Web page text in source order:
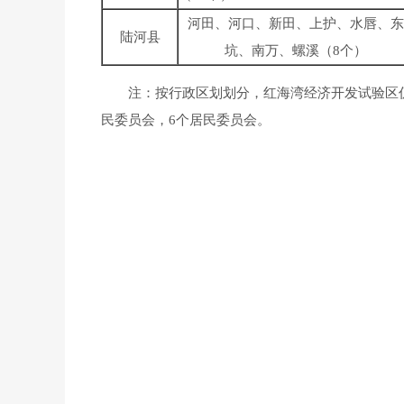
陆河县
河田、河口、新田、上护、水唇、东
坑、南万、螺溪（8个）
注：按行政区划划分，红海湾经济开发试验区
民委员会，6个居民委员会。